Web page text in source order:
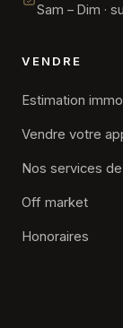
Sam – Dim ·
VENDRE
Estimation
Vendre votre
Nos services
Off market
Honoraires